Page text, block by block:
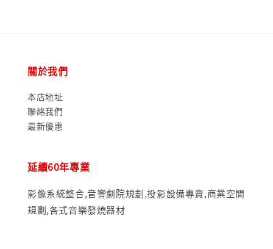
關於我們
本店地址
聯絡我們
最新優惠
延續60年專業
影像系統整合,音響劇院規劃,投影設備專賣,商業空間
規劃,各式音樂發燒器材